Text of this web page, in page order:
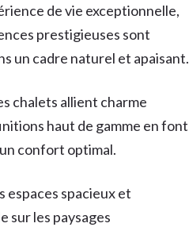
de vie exceptionnelle,
prestigieuses sont
un cadre naturel et apaisant.
chalets allient charme
haut de gamme en font
confort optimal.
espaces spacieux et
sur les paysages